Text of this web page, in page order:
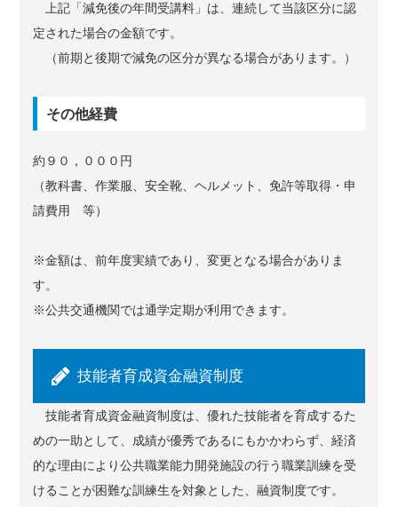
上記「減免後の年間受講料」は、連続して当該区分に認
定された場合の金額です。
（前期と後期で減免の区分が異なる場合があります。）
その他経費
約９０，０００円
（教科書、作業服、安全靴、ヘルメット、免許等取得・申
請費用 等）
※金額は、前年度実績であり、変更となる場合がありま
す。
※公共交通機関では通学定期が利用できます。
技能者育成資金融資制度
技能者育成資金融資制度は、優れた技能者を育成するた
めの一助として、成績が優秀であるにもかかわらず、経済
的な理由により公共職業能力開発施設の行う職業訓練を受
けることが困難な訓練生を対象とした、融資制度です。